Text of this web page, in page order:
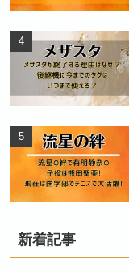
新着記事